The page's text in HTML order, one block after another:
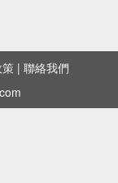
| 聯絡我們